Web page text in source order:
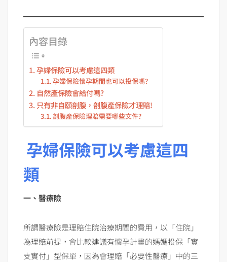
內容目錄
孕婦保險可以考慮這四類
孕婦保險懷孕期間也可以投保嗎?
自然產保險會給付嗎?
只有非自願剖腹，剖腹產保險才理賠!
剖腹產保險理賠需要哪些文件?
孕婦保險可以考慮這四
類
一、醫療險
所謂醫療險是理賠住院治療期間的費用，以「住院」
為理賠前提，會比較建議有懷孕計畫的媽媽投保「實
支實付」型保單，因為會理賠「必要性醫療」中的三